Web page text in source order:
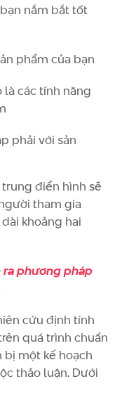
nắm bắt tốt
phẩm của bạn
các tính năng
phải với sản
điển hình sẽ
tham gia
khoảng hai
ra phương pháp
cứu định tính
quá trình chuẩn
bị một kế hoạch
thảo luận. Dưới